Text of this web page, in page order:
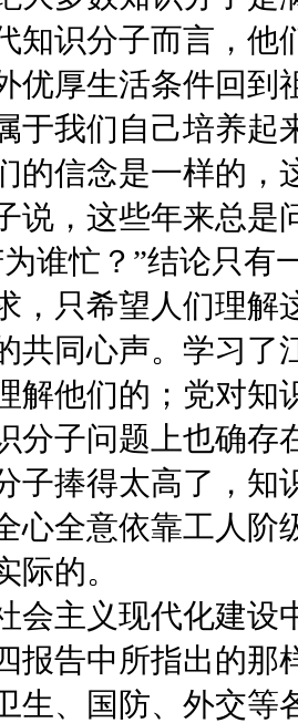
知识分子而言，他
优厚生活条件回到
于我们自己培养起
的信念是一样的
说，这些年来总是
谁忙？”结论只有
，只希望人们理解
共同心声。学习了
解他们的；党对知
分子问题上也确存
子捧得太高了，知
心全意依靠工人阶
际的。
会主义现代化建设
报告中所指出的那
生、国防、外交等